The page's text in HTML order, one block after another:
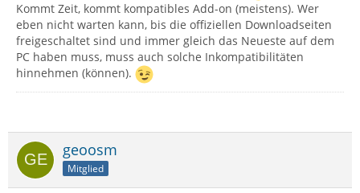
Kommt Zeit, kommt kompatibles Add-on (meistens). Wer
eben nicht warten kann, bis die offiziellen Downloadseiten
freigeschaltet sind und immer gleich das Neueste auf dem
PC haben muss, muss auch solche Inkompatibilitäten
hinnehmen (können).
geoosm
Mitglied